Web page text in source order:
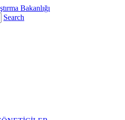
Search